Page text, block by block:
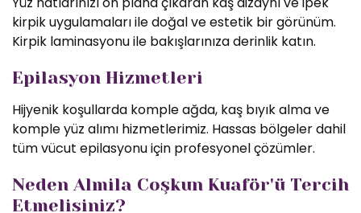
kirpik uygulamaları ile doğal ve estetik bir görünüm.
Kirpik laminasyonu ile bakışlarınıza derinlik katın.
Epilasyon Hizmetleri
Hijyenik koşullarda komple ağda, kaş bıyık alma ve
komple yüz alımı hizmetlerimiz. Hassas bölgeler dahil
tüm vücut epilasyonu için profesyonel çözümler.
Neden Almila Coşkun Kuaför'ü Tercih
Etmelisiniz?